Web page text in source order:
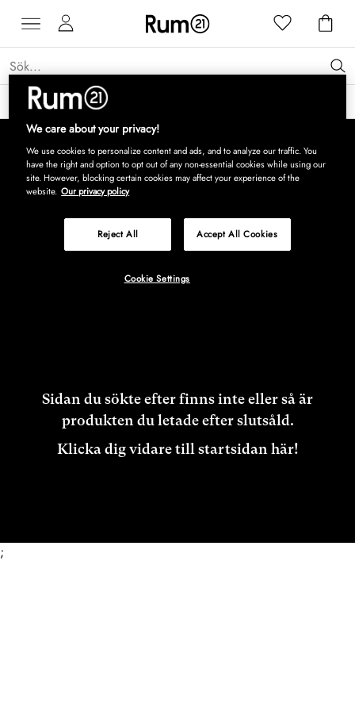
Få 15 % rabatt på Grythyttan Stålmöbler* →
Sidan du sökte efter finns inte eller så är
produkten du letade efter slutsåld.
Klicka dig vidare till startsidan här!
;
We care about your privacy!
We use cookies to personalize content and ads, and to analyze our traffic. You
have the right and option to opt out of any non-essential cookies while using our
site. However, blocking certain cookies may affect your experience of the
website. Our privacy policy
Reject All Accept All Cookies
Cookie Settings